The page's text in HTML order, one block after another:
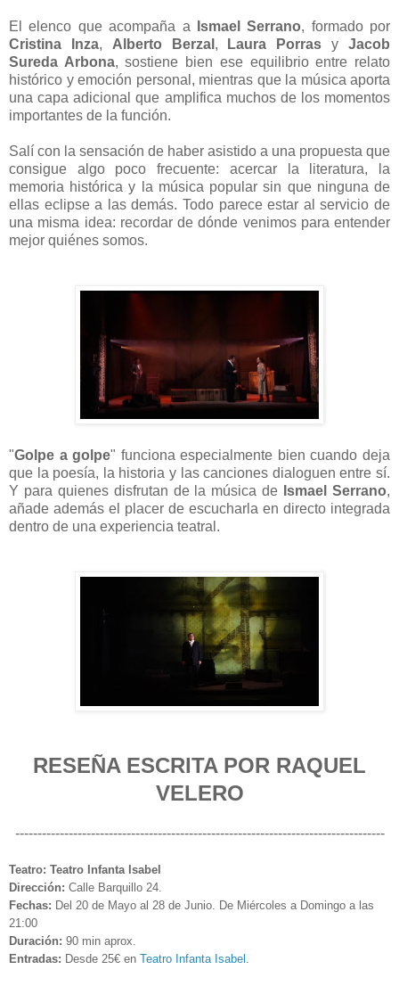
El elenco que acompaña a Ismael Serrano, formado por
Cristina Inza, Alberto Berzal , Laura Porras yJacob
Sureda Arbona, sostiene bien ese equilibrio entre relato
histórico y emoción personal, mientras que la música aporta
una capa adicional que amplifica muchos de los momentos
importantes de la función.
Salí con la sensación de haber asistido a una propuesta que
consigue algo poco frecuente: acercar la literatura, la
memoria histórica y la música popular sin que ninguna de
ellas eclipse a las demás. Todo parece estar al servicio de
una misma idea: recordar de dónde venimos para entender
mejor quiénes somos.
"Golpe a golpe" funciona especialmente bien cuando deja
que la poesía, la historia y las canciones dialoguen entre sí.
Y para quienes disfrutan de la música de Ismael Serrano,
añade además el placer de escucharla en directo integrada
dentro de una experiencia teatral.
RESEÑA ESCRITA POR RAQUEL
VELERO
-----------------------------------------------------------------------------------
Teatro: Teatro Infanta Isabel
Dirección: Calle Barquillo 24.
Fechas: Del 20 de Mayo al 28 de Junio. De Miércoles a Domingo a las
21:00
Duración: 90 min aprox.
Entradas: Desde 25€ en Teatro Infanta Isabel